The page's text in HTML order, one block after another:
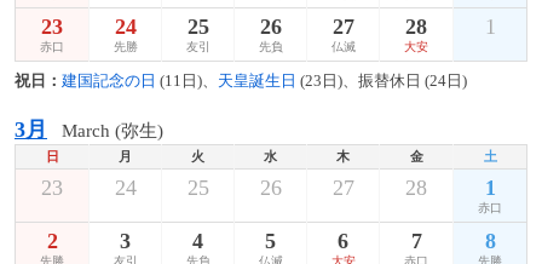
23
赤口
24
先勝
25
友引
26
先負
27
仏滅
28
大安
1
祝日： 建国記念の日 (11日)、 天皇誕生日 (23日)、振替休日 (24日)
3月 March (弥生)
日 月 火 水 木 金 土
23 24 25 26 27 28 1
赤口
2
先勝
3
友引
4
先負
5
仏滅
6
大安
7
赤口
8
先勝